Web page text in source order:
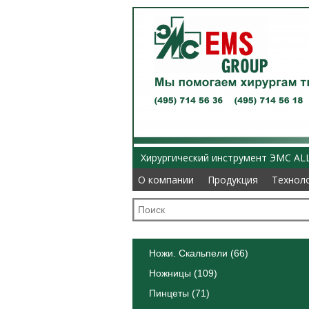
Хирургический инструмент ЭМС
О компании
Продукция
О компании
Продукция
Ножи. Скальпели (66)
Ножницы (109)
Пинцеты (71)